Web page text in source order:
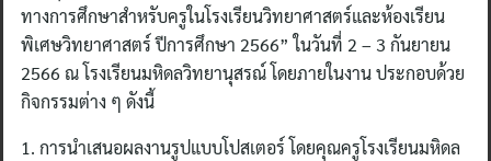
ทางการศึกษาสำหรับครูในโรงเรียนวิทยาศาสตร์และห้องเรียน
พิเศษวิทยาศาสตร์ ปีการศึกษา 2566” ในวันที่ 2 – 3 กันยายน
2566 ณ โรงเรียนมหิดลวิทยานุสรณ์ โดยภายในงาน ประกอบด้วย
กิจกรรมต่าง ๆ ดังนี้
1. การนำเสนอผลงานรูปแบบโปสเตอร์ โดยคุณครูโรงเรียนมหิดล